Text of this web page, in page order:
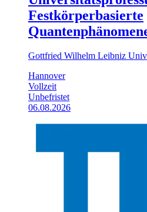
Festkörperbasierte
Gottfried Wilhelm Leibniz
Hannover
Vollzeit
Unbefristet
06.08.2026